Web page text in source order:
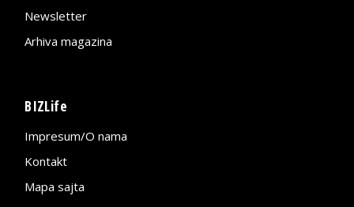
Newsletter
Arhiva magazina
BIZLife
Impresum/O nama
Kontakt
Mapa sajta